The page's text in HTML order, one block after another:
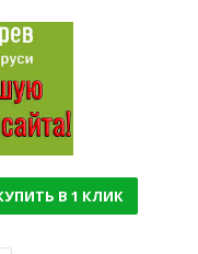
В 1 КЛИК